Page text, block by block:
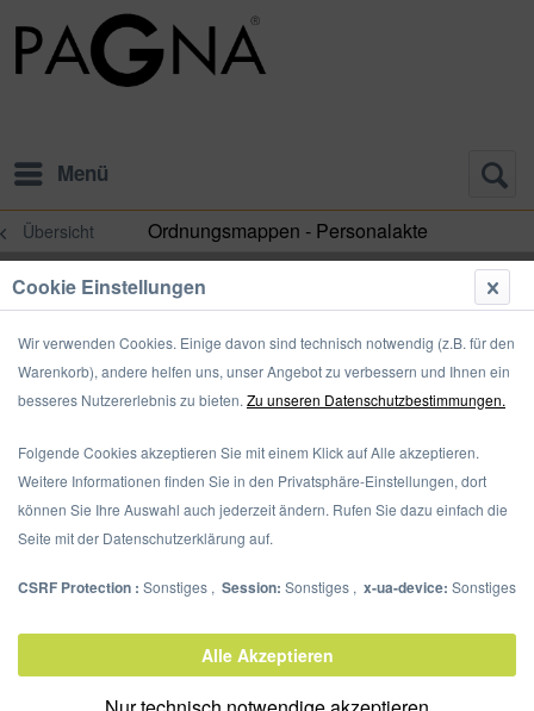
Menü
Übersicht Ordnungsmappen - Personalakte
Ordnungsmappe 12 Fächer
Artikel-Nr.:
40059-00
Cookie Einstellungen
Wir verwenden Cookies. Einige davon sind technisch notwendig (z.B. für den
Warenkorb), andere helfen uns, unser Angebot zu verbessern und Ihnen ein
besseres Nutzererlebnis zu bieten. Zu unseren Datenschutzbestimmungen.
Folgende Cookies akzeptieren Sie mit einem Klick auf Alle akzeptieren.
Weitere Informationen finden Sie in den Privatsphäre-Einstellungen, dort
können Sie Ihre Auswahl auch jederzeit ändern. Rufen Sie dazu einfach die
Seite mit der Datenschutzerklärung auf.
CSRF Protection : Sonstiges , Session: Sonstiges , x-ua-device: Sonstiges
Alle Akzeptieren